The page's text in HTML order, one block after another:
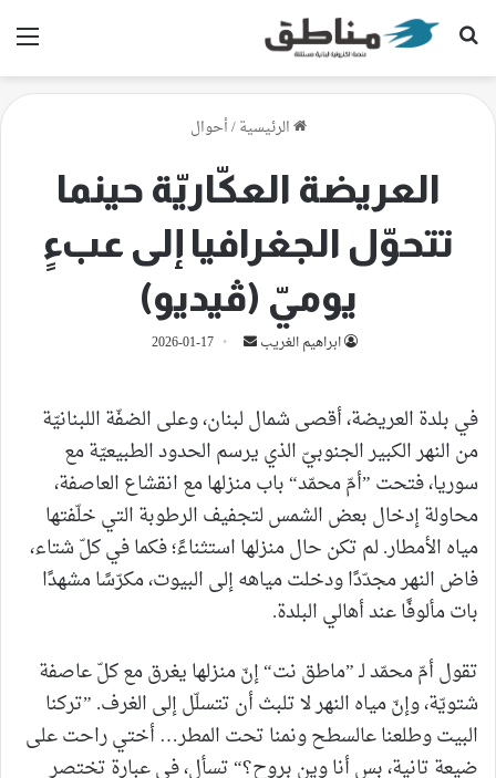
بحث عن
الرئيسية/أحوال
العريضة العكّاريّة حينما
تتحوّل الجغرافيا إلى عبءٍ
يوميّ (ڤيديو)
ابراهيم الغريب
أرسل 2026-01-17
في بلدة العريضة، أقصى شمال لبنان، وعلى الضفّة اللبنانيّة
من النهر الكبير الجنوبيّ الذي يرسم الحدود الطبيعيّة مع
سوريا، فتحت ”أمّ محمّد“ باب منزلها مع انقشاع العاصفة،
محاولة إدخال بعض الشمس لتجفيف الرطوبة التي خلّفتها
مياه الأمطار. لم تكن حال منزلها استثناءً؛ فكما في كلّ شتاء،
فاض النهر مجدّدًا ودخلت مياهه إلى البيوت، مكرّسًا مشهدًا
بات مألوفًا عند أهالي البلدة.
تقول أمّ محمّد لـ ”ماطق نت“ إنّ منزلها يغرق مع كلّ عاصفة
شتويّة، وإنّ مياه النهر لا تلبث أن تتسلّل إلى الغرف. ”تركنا
البيت وطلعنا عالسطح ونمنا تحت المطر… أختي راحت على
ضيعة تانية، بس أنا وين بروح؟“ تسأل، في عبارة تختصر